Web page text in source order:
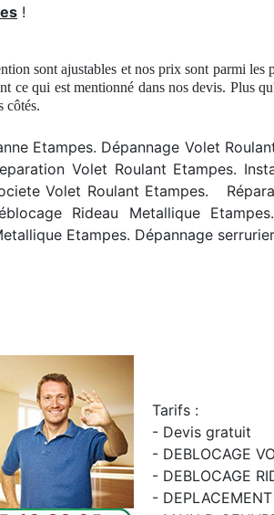
!
sont ajustables et nos prix sont parmi les
ce qui est mentionné dans nos devis. Plus
côtés.
Etampes. Dépannage Volet
Volet Roulant Etampes.
Volet Roulant Etampes. R
Rideau Metallique
Etampes. Dépannage
Tarifs :
- Devis gratuit
- DEBLOCAGE
- DEBLOCAGE
-